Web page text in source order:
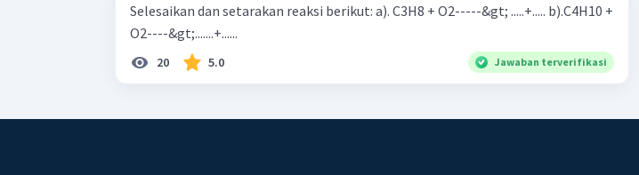
Selesaikan dan setarakan reaksi berikut: a). C3H8 + O2-----&gt; .....+..... b).C4H10 +
O2----&gt;.......+......
20 5.0 Jawaban terverifikasi